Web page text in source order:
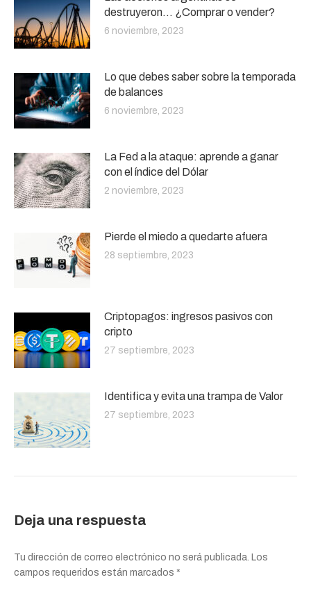
destruyeron… ¿Comprar o vender?
6 noviembre, 2023
Lo que debes saber sobre la temporada
de balances
6 noviembre, 2023
La Fed a la ataque: aprende a ganar
con el índice del Dólar
2 noviembre, 2023
Pierde el miedo a quedarte afuera
28 septiembre, 2023
Criptopagos: ingresos pasivos con
cripto
27 septiembre, 2023
Identifica y evita una trampa de Valor
27 septiembre, 2023
Deja una respuesta
Tu dirección de correo electrónico no será publicada. Los
campos requeridos están marcados *